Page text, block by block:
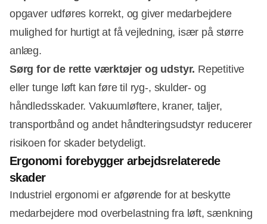
opgaver udføres korrekt, og giver medarbejdere
mulighed for hurtigt at få vejledning, især på større
anlæg.
Sørg for de rette værktøjer og udstyr. Repetitive
eller tunge løft kan føre til ryg-, skulder- og
håndledsskader. Vakuumløftere, kraner, taljer,
transportbånd og andet håndteringsudstyr reducerer
risikoen for skader betydeligt.
Ergonomi forebygger arbejdsrelaterede
skader
Industriel ergonomi er afgørende for at beskytte
medarbejdere mod overbelastning fra løft, sænkning